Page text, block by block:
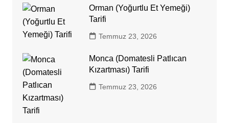
Orman (Yoğurtlu Et Yemeği)
Tarifi
Temmuz 23, 2026
Monca (Domatesli Patlıcan
Kızartması) Tarifi
Temmuz 23, 2026